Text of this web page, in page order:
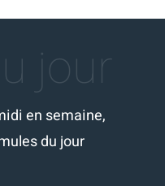
jour
en semaine,
du jour